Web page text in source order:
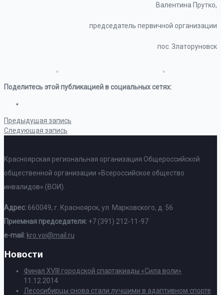
Валентина Прутко,
председатель первичной организации
пос. Златоруновск
Поделитесь этой публикацией в социальных сетях:
Предыдущая запись
Следующая запись
Красноярская региональная организация Общероссийской
общественной организации «Всероссийское общество
инвалидов» (ВОИ).
Адрес: 660049, г. Красноярск, ул. Марковского, д. 56
Приемная председателя: +7 (391) 212-11-97
e-mail: kro.voi@mail.ru
Новости
Финал XVIII городской спартакиады «Сила воли»
11.12.2014
Лесосибирцы снова стали лучшими в адаптивном спорте